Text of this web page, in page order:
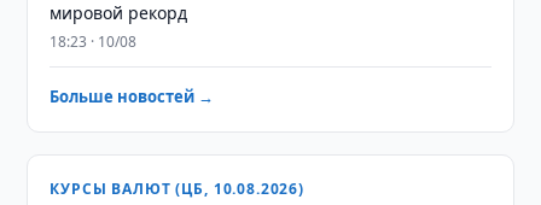
мировой рекорд
18:23 · 10/08
Больше новостей →
КУРСЫ ВАЛЮТ (ЦБ, 10.08.2026)